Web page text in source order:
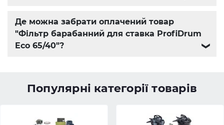
Де можна забрати оплачений товар
"Фільтр барабанний для ставка ProfiDrum
Eco 65/40"?
❯
Популярні категорії товарів